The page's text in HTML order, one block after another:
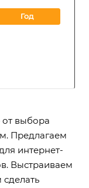
год
выбора
Предлагаем
интернет-
Выстраиваем